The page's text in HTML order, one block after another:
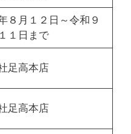
８月１２日～令和９
１日まで
足高本店
足高本店